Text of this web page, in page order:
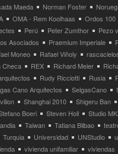
Maeda Norman Foster
OMA - Rem Koolhaas
Ordos 100
Perú Peter Zumthor
Pezo
Asociados Praemium Imperiale
Moneo Rafael Viñoly
Checa REX Richard Meier
Rudy Ricciotti Rusia
Cano Arquitectos SelgasCano
Shanghai 2010
Shigeru Ban
Boeri Steven Holl
Studio
Taiwan Tatiana Bilbao
Turquia Universidad UNStudio
vivienda unifamiliar
viviendas